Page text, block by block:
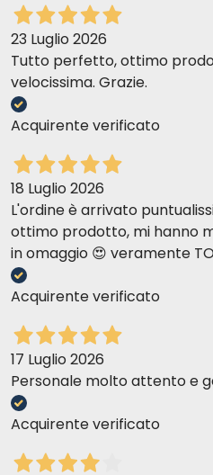
Najlepszy wybór nr 4 Łosoś
ryżową
Best Selection No. 5
23 Luglio 2026
Tutto perfetto, ottimo
velocissima. Grazie.
Acquirente verificato
18 Luglio 2026
L'ordine è arrivato
ottimo prodotto, mi hanno
in omaggio 😍 veramente
Acquirente verificato
17 Luglio 2026
Personale molto attento e
Acquirente verificato